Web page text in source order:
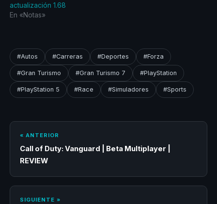
actualización 1.68
En «Notas»
#Autos #Carreras #Deportes #Forza
#Gran Turismo #Gran Turismo 7 #PlayStation
#PlayStation 5 #Race #Simuladores #Sports
« ANTERIOR
Call of Duty: Vanguard | Beta Multiplayer |
REVIEW
SIGUIENTE »